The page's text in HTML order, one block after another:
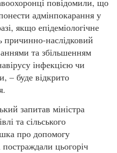
адмінпокарання у
якщо епідеміологічне
причинно-наслідковий
та збільшенням
інфекцією чи
– буде відкрито
запитав міністра
та сільського
про допомогу
цьогоріч